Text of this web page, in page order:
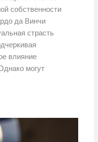
собственности
да Винчи
страсть
влияние
могут